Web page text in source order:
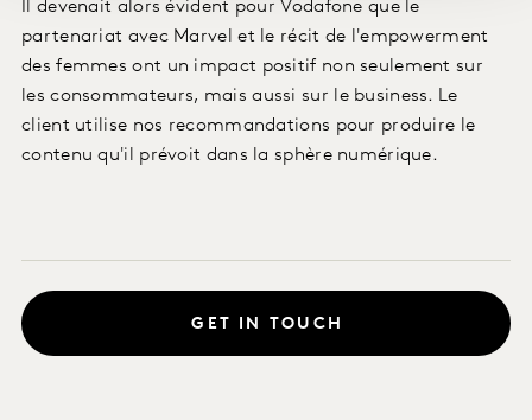
Il devenait alors évident pour Vodafone que le
partenariat avec Marvel et le récit de l'empowerment
des femmes ont un impact positif non seulement sur
les consommateurs, mais aussi sur le business. Le
client utilise nos recommandations pour produire le
contenu qu'il prévoit dans la sphère numérique.
GET IN TOUCH